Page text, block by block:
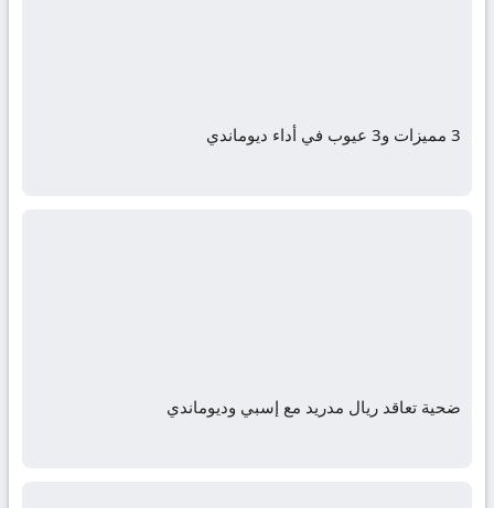
3 مميزات و3 عيوب في أداء ديوماندي
ضحية تعاقد ريال مدريد مع إسبي وديوماندي